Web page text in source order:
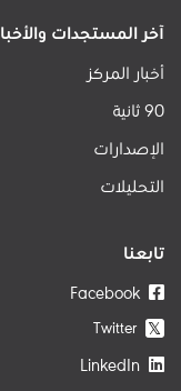
آخر المستجدات
أخبار المركز
90 ثانية
الإصدارات
التحليلات
تابعنا
𝕏
Twitter